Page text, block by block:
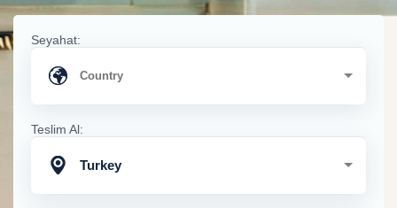
Seyahat:
Teslim Al:
Turkey